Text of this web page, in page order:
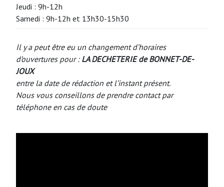
Jeudi : 9h-12h
Samedi : 9h-12h et 13h30-15h30
Il y a peut être eu un changement d’horaires
d’ouvertures pour : LA DECHETERIE de BONNET-DE-
JOUX
entre la date de rédaction et l’instant présent.
Nous vous conseillons de prendre contact par
téléphone en cas de doute